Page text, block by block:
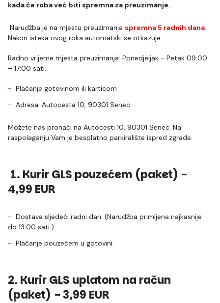
kada će roba već biti spremna za preuzimanje.
Narudžba je na mjestu preuzimanja spremna 5 radnih dana.
Nakon isteka ovog roka automatski se otkazuje.
Radno vrijeme mjesta preuzimanja: Ponedjeljak - Petak 09:00
– 17:00 sati.
Plaćanje gotovinom ili karticom
Adresa: Autocesta 10, 90301 Senec
Možete nas pronaći na Autocesti 10, 90301 Senec. Na
raspolaganju Vam je besplatno parkiralište ispred zgrade.
1. Kurir GLS pouzećem (paket) -
4,99 EUR
Dostava sljedeći radni dan. (Narudžba primljena najkasnije
do 13:00 sati.)
Plaćanje pouzećem u gotovini.
2. Kurir GLS uplatom na račun
(paket) - 3,99 EUR